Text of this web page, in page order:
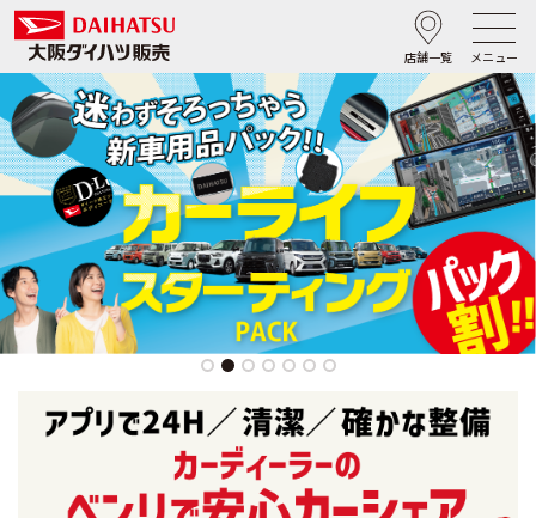
店舗一覧 メニュー